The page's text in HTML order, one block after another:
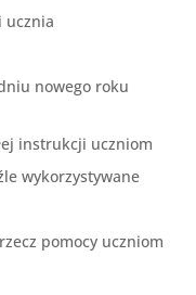
ucznia
nowego roku
instrukcji uczniom
wykorzystywane
pomocy uczniom